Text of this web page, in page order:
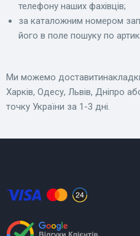
телефону наших фахівців;
за каталожним номером
його в поле пошуку по
Ми можемо
Харків, Одесу, Львів, Дніпро
точку України за 1-3 дні.